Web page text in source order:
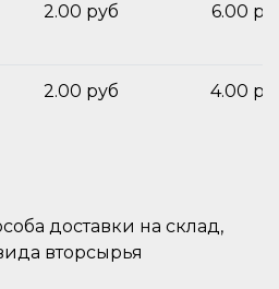
2.00 руб 6.00
2.00 руб 4.00
доставки на склад,
вторсырья